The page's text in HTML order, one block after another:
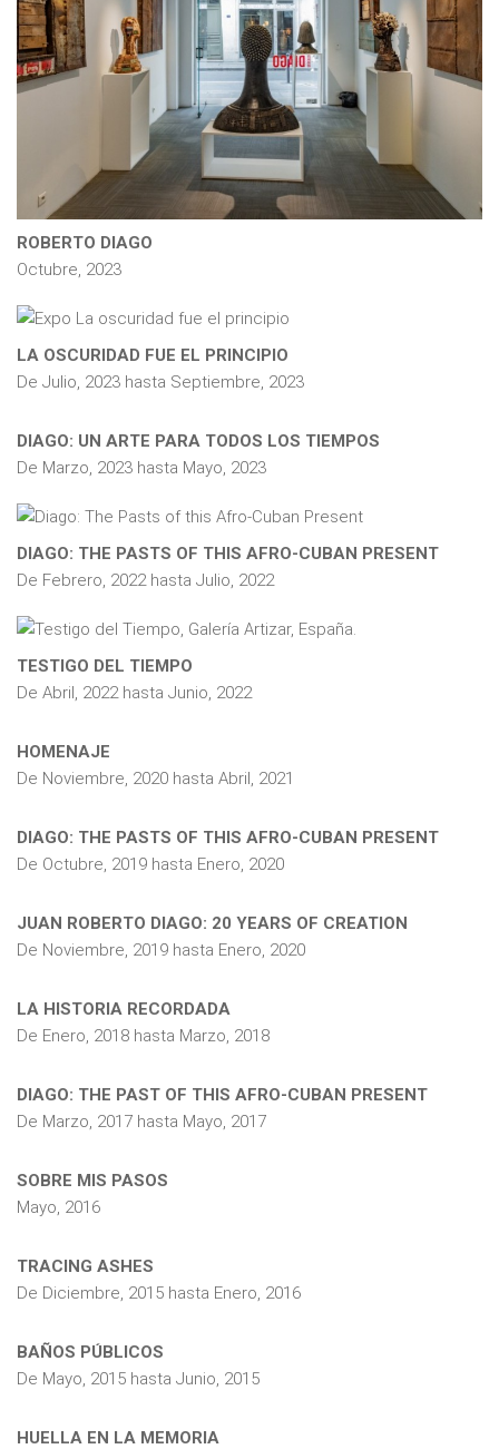
ROBERTO DIAGO
Octubre, 2023
LA OSCURIDAD FUE EL PRINCIPIO
De Julio, 2023 hasta Septiembre, 2023
DIAGO: UN ARTE PARA TODOS LOS TIEMPOS
De Marzo, 2023 hasta Mayo, 2023
DIAGO: THE PASTS OF THIS AFRO-CUBAN PRESENT
De Febrero, 2022hasta Julio, 2022
TESTIGO DEL TIEMPO
De Abril, 2022hasta Junio, 2022
HOMENAJE
De Noviembre, 2020 hasta Abril, 2021
DIAGO: THE PASTS OF THIS AFRO-CUBAN PRESENT
De Octubre, 2019 hasta Enero, 2020
JUAN ROBERTO DIAGO: 20 YEARS OF CREATION
De Noviembre, 2019 hasta Enero, 2020
LA HISTORIA RECORDADA
De Enero, 2018 hasta Marzo, 2018
DIAGO: THE PAST OF THIS AFRO-CUBAN PRESENT
De Marzo, 2017 hasta Mayo, 2017
SOBRE MIS PASOS
Mayo, 2016
TRACING ASHES
De Diciembre, 2015 hasta Enero, 2016
BAÑOS PÚBLICOS
De Mayo, 2015 hasta Junio, 2015
HUELLA EN LA MEMORIA